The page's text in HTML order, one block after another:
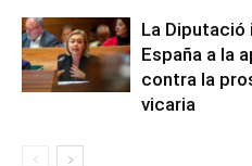
La Diputació
España a la
contra la
vicaria